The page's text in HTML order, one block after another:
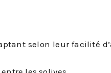
selon leur facilité